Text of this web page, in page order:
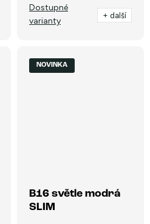
Dostupné
varianty
+ další
NOVINKA
B16 světle modrá
SLIM